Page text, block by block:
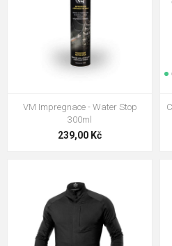
VM Impregnace - Water Stop
300ml
239,00 Kč